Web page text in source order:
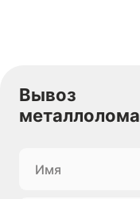
Вывоз
металлолома